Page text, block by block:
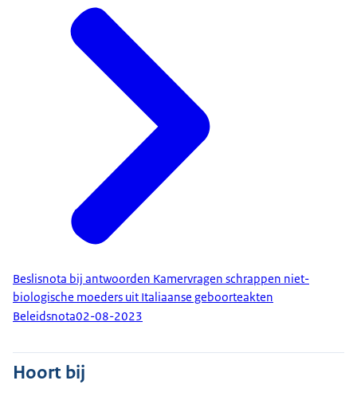
Beslisnota bij antwoorden Kamervragen schrappen niet-
biologische moeders uit Italiaanse geboorteakten
Beleidsnota02-08-2023
Hoort bij